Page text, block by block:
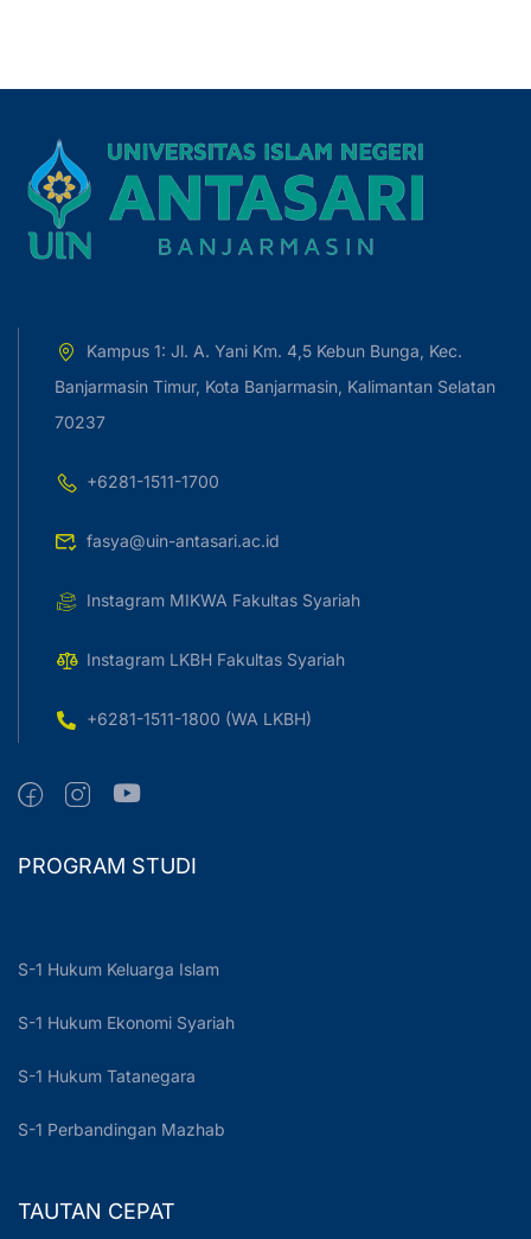
Kampus 1: Jl. A. Yani Km. 4,5 Kebun Bunga, Kec.
Banjarmasin Timur, Kota Banjarmasin, Kalimantan Selatan
70237
+6281-1511-1700
fasya@uin-antasari.ac.id
Instagram MIKWA Fakultas Syariah
Instagram LKBH Fakultas Syariah
+6281-1511-1800 (WA LKBH)
PROGRAM STUDI
S-1 Hukum Keluarga Islam
S-1 Hukum Ekonomi Syariah
S-1 Hukum Tatanegara
S-1 Perbandingan Mazhab
TAUTAN CEPAT